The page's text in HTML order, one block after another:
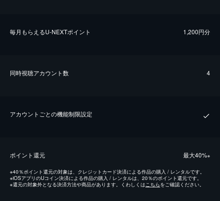
毎⽉もらえるU-NEXTポイント 1,200円分
同時視聴アカウント数 4
アカウントごとの機能制限設定
ポイント還元 最⼤40%※
※40％ポイント還元の対象は、クレジットカード決済による作品の購入 / レンタルです。
※iOSアプリのUコイン決済による作品の購入 / レンタルは、20％のポイント還元です。
※還元の対象外となる決済方法や商品があります。くわしくはこちらをご確認ください。